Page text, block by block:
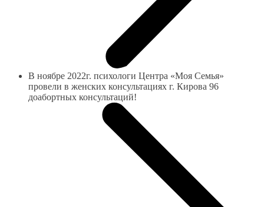
В ноябре 2022г. психологи Центра «Моя Семья»
провели в женских консультациях г. Кирова 96
доабортных консультаций!